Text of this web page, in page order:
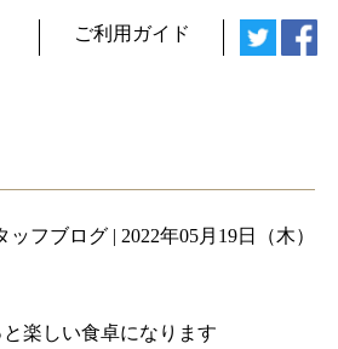
ご利用ガイド
ッフブログ | 2022年05月19日（木）
楽しい食卓になります